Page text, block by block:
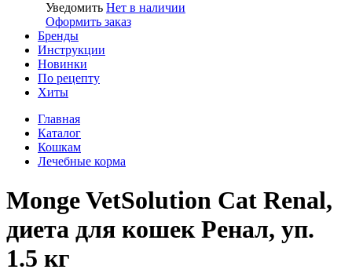
Уведомить Нет в наличии
Оформить заказ
Бренды
Инструкции
Новинки
По рецепту
Хиты
Главная
Каталог
Кошкам
Лечебные корма
Monge VetSolution Cat Renal,
диета для кошек Ренал, уп.
1.5 кг